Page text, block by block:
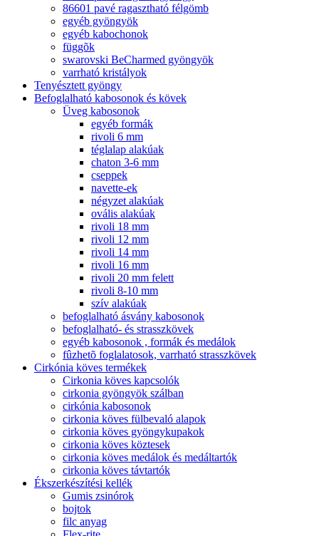
86601 pavé ragasztható félgömb
egyéb gyöngyök
egyéb kabochonok
függõk
swarovski BeCharmed gyöngyök
varrható kristályok
Tenyésztett gyöngy
Befoglalható kabosonok és kövek
Üveg kabosonok
egyéb formák
rivoli 6 mm
téglalap alakúak
chaton 3-6 mm
cseppek
navette-ek
négyzet alakúak
ovális alakúak
rivoli 18 mm
rivoli 12 mm
rivoli 14 mm
rivoli 16 mm
rivoli 20 mm felett
rivoli 8-10 mm
szív alakúak
befoglalható ásvány kabosonok
befoglalható- és strasszkövek
egyéb kabosonok , formák és medálok
fûzhetõ foglalatosok, varrható strasszkövek
Cirkónia köves termékek
Cirkonia köves kapcsolók
cirkonia gyöngyök szálban
cirkónia kabosonok
cirkonia köves fülbevaló alapok
cirkonia köves gyöngykupakok
cirkonia köves köztesek
cirkonia köves medálok és medáltartók
cirkonia köves távtartók
Ékszerkészítési kellék
Gumis zsinórok
bojtok
filc anyag